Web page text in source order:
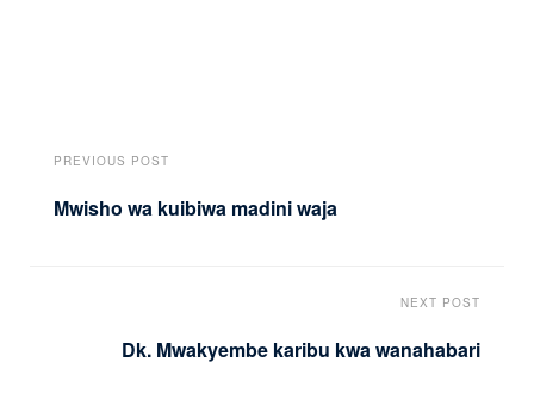
PREVIOUS POST
Mwisho wa kuibiwa madini waja
NEXT POST
Dk. Mwakyembe karibu kwa wanahabari